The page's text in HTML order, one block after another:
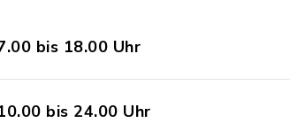
bis 18.00 Uhr
bis 24.00 Uhr